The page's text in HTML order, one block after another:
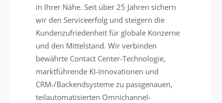
in Ihrer Nähe. Seit über 25 Jahren sichern
wir den Serviceerfolg und steigern die
Kundenzufriedenheit für globale Konzerne
und den Mittelstand. Wir verbinden
bewährte Contact Center-Technologie,
marktführende KI-Innovationen und
CRM-/Backendsysteme zu passgenauen,
teilautomatisierten Omnichannel-